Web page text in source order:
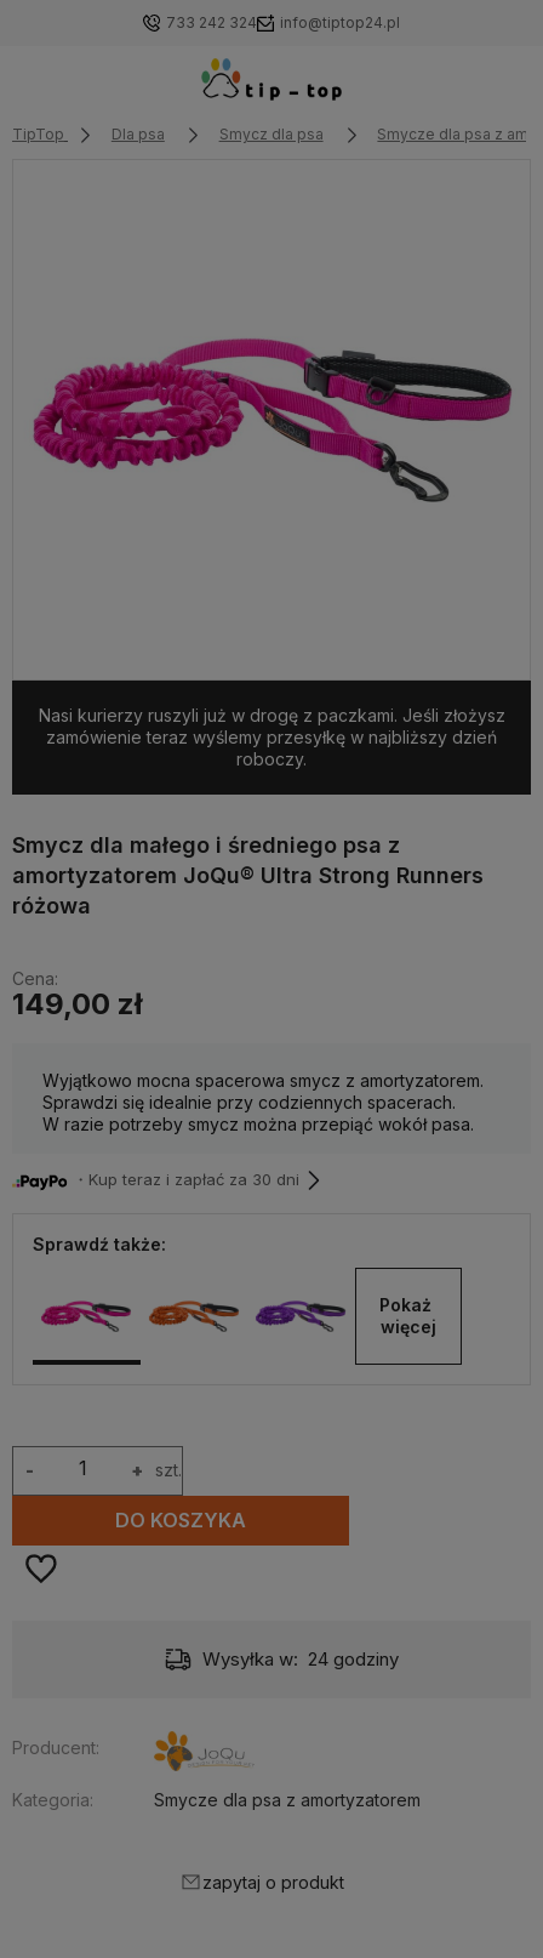
733 242 324 info@tiptop24.pl
TipTop Dla psa Smycz dla psa Smycze dla psa z
Nasi kurierzy ruszyli już w drogę z paczkami. Jeśli złożysz
zamówienie teraz wyślemy przesyłkę w najbliższy dzień
roboczy.
Smycz dla małego i średniego psa z
amortyzatorem JoQu® Ultra Strong Runners
różowa
Cena:
149,00 zł
Wyjątkowo mocna spacerowa smycz z amortyzatorem.
Sprawdzi się idealnie przy codziennych spacerach.
W razie potrzeby smycz można przepiąć wokół pasa.
・Kup teraz i zapłać za 30 dni
Sprawdź także:
Pokaż
więcej
+
- szt.
DO KOSZYKA
Wysyłka w: 24 godziny
Producent:
Kategoria: Smycze dla psa z amortyzatorem
zapytaj o produkt